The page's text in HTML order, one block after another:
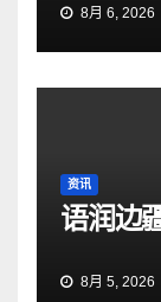
8月 6, 2026
资讯
语润边
8月 5, 2026